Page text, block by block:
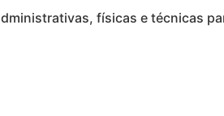
físicas e técnicas